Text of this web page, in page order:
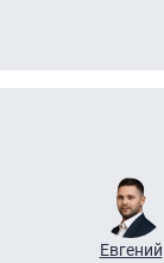
Евгений